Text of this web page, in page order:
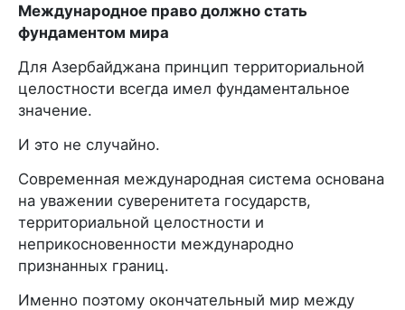
Международное право должно стать
фундаментом мира
Для Азербайджана принцип территориальной
целостности всегда имел фундаментальное
значение.
И это не случайно.
Современная международная система основана
на уважении суверенитета государств,
территориальной целостности и
неприкосновенности международно
признанных границ.
Именно поэтому окончательный мир между